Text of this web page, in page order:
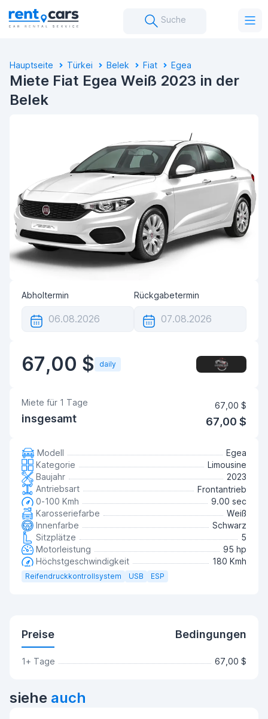
Suche
Hauptseite Türkei Belek Fiat Egea
Miete Fiat Egea Weiß 2023 in der
Belek
Abholtermin Rückgabetermin
67,00 $ daily
Miete für 1 Tage 67,00 $
insgesamt 67,00 $
Modell
Egea
Kategorie
Limousine
Baujahr
2023
Antriebsart
Frontantrieb
0-100 Kmh
9.00 sec
Karosseriefarbe
Weiß
Innenfarbe
Schwarz
Sitzplätze
5
Motorleistung
95 hp
Höchstgeschwindigkeit
180 Kmh
Reifendruckkontrollsystem USB ESP
Preise Bedingungen
1+ Tage 67,00 $
siehe auch